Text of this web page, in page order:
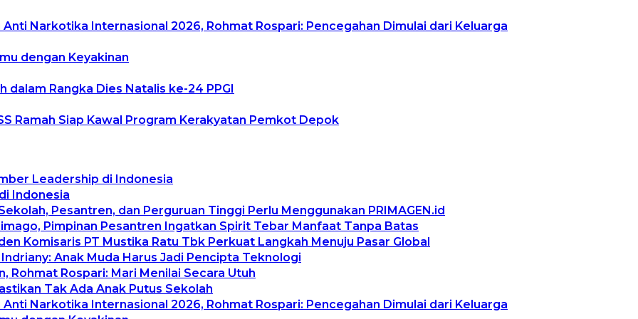
Narkotika Internasional 2026, Rohmat Rospari: Pencegahan Dimulai dari Keluarga
dengan Keyakinan
dalam Rangka Dies Natalis ke-24 PPGI
Ramah Siap Kawal Program Kerakyatan Pemkot Depok
Leadership di Indonesia
Indonesia
Pesantren, dan Perguruan Tinggi Perlu Menggunakan PRIMAGEN.id
Pimpinan Pesantren Ingatkan Spirit Tebar Manfaat Tanpa Batas
Komisaris PT Mustika Ratu Tbk Perkuat Langkah Menuju Pasar Global
Anak Muda Harus Jadi Pencipta Teknologi
Rohmat Rospari: Mari Menilai Secara Utuh
Tak Ada Anak Putus Sekolah
Narkotika Internasional 2026, Rohmat Rospari: Pencegahan Dimulai dari Keluarga